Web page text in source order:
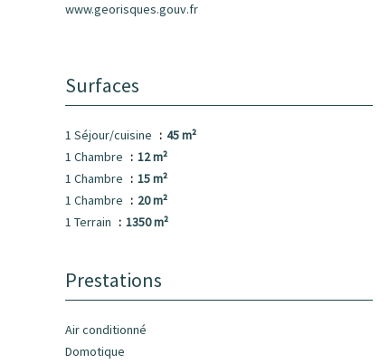
www.georisques.gouv.fr
Surfaces
1 Séjour/cuisine
45 m²
1 Chambre
12 m²
1 Chambre
15 m²
1 Chambre
20 m²
1 Terrain
1350 m²
Prestations
Air conditionné
Domotique